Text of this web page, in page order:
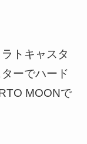
トキャスタ
ーでハード
MOONで